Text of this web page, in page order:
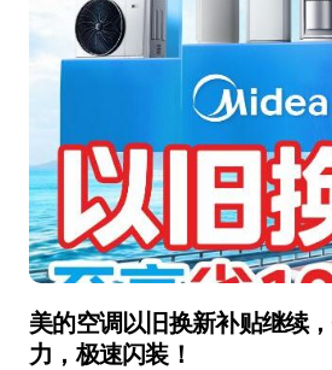
美的空调以旧换新补贴继续
力，极速闪装！